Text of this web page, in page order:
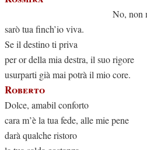
No, non mi
sarò tua finch’io viva.
Se il destino ti priva
per or della mia destra, il suo rigore
usurparti già mai potrà il mio core.
Roberto
Dolce, amabil conforto
cara m’è la tua fede, alle mie pene
darà qualche ristoro